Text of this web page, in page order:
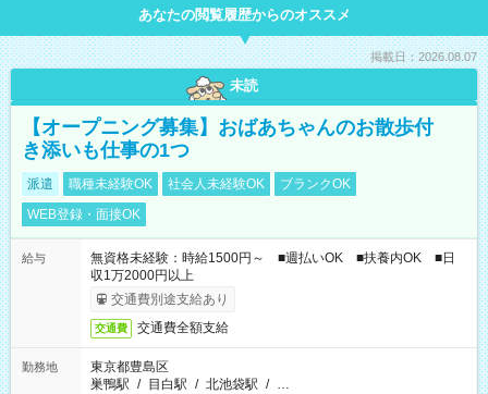
あなたの閲覧履歴からのオススメ
掲載日：2026.08.07
未読
【オープニング募集】おばあちゃんのお散歩付
き添いも仕事の1つ
派遣 職種未経験OK 社会人未経験OK
ブランクOK
WEB登録・面接OK
給与
無資格未経験：時給1500円～ ■週払いOK ■扶養内OK ■日
収1万2000円以上
交通費別途支給あり
交通費 交通費全額支給
勤務地
東京都豊島区
巣鴨駅 / 目白駅 / 北池袋駅 / …